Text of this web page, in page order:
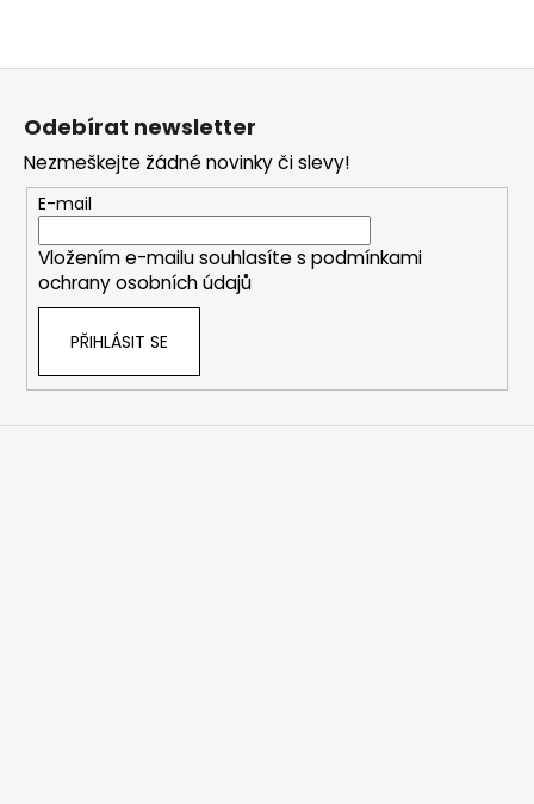
Z
Odebírat newsletter
Nezmeškejte žádné novinky či slevy!
E-mail
Vložením e-mailu souhlasíte s podmínkami
ochrany osobních údajů
PŘIHLÁSIT SE